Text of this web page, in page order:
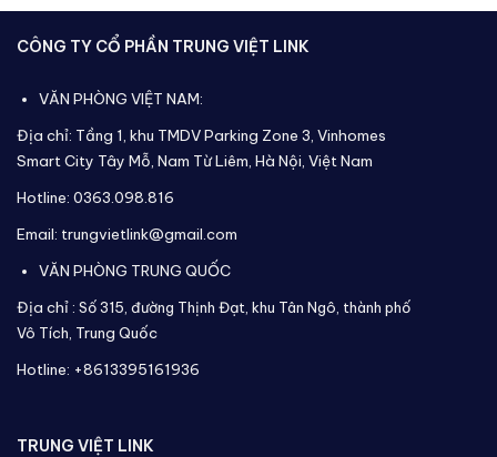
CÔNG TY CỔ PHẦN TRUNG VIỆT LINK
VĂN PHÒNG VIỆT NAM:
Địa chỉ: Tầng 1, khu TMDV Parking Zone 3, Vinhomes
Smart City Tây Mỗ, Nam Từ Liêm, Hà Nội, Việt Nam
Hotline: 0363.098.816
Email: trungvietlink@gmail.com
VĂN PHÒNG TRUNG QUỐC
Địa chỉ : Số 315, đường Thịnh Đạt, khu Tân Ngô, thành phố
Vô Tích, Trung Quốc
Hotline: +8613395161936
TRUNG VIỆT LINK